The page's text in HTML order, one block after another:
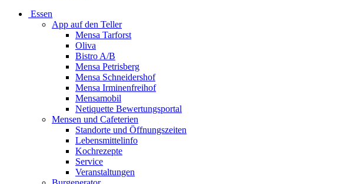
Essen
App auf den Teller
Mensa Tarforst
Oliva
Bistro A/B
Mensa Petrisberg
Mensa Schneidershof
Mensa Irminenfreihof
Mensamobil
Netiquette Bewertungsportal
Mensen und Cafeterien
Standorte und Öffnungszeiten
Lebensmittelinfo
Kochrezepte
Service
Veranstaltungen